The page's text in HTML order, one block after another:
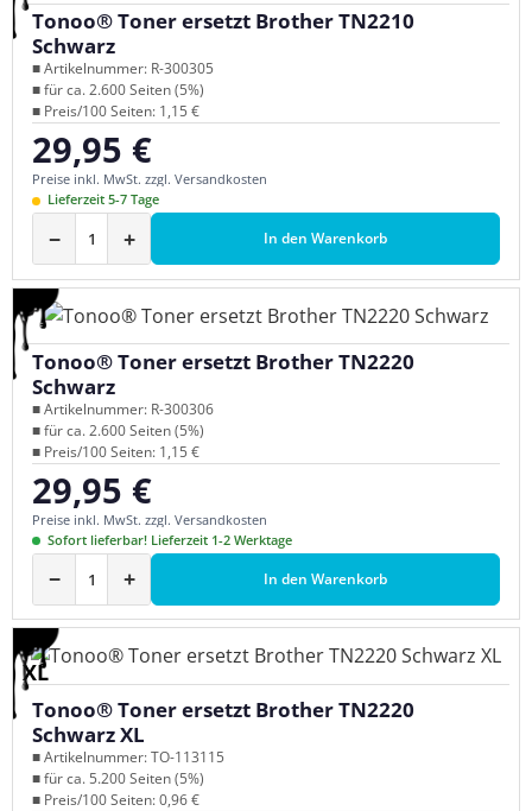
Tonoo® Toner ersetzt Brother TN2210
Schwarz
■ Artikelnummer: R-300305
■ für ca. 2.600 Seiten (5%)
■ Preis/100 Seiten: 1,15 €
Regulärer Preis:
29,95 €
Preise inkl. MwSt. zzgl. Versandkosten
Lieferzeit 5-7 Tage
− + In den Warenkorb
Tonoo® Toner ersetzt Brother TN2220
Schwarz
■ Artikelnummer: R-300306
■ für ca. 2.600 Seiten (5%)
■ Preis/100 Seiten: 1,15 €
Regulärer Preis:
29,95 €
Preise inkl. MwSt. zzgl. Versandkosten
Sofort lieferbar! Lieferzeit 1-2 Werktage
− + In den Warenkorb
XL
Tonoo® Toner ersetzt Brother TN2220
Schwarz XL
■ Artikelnummer: TO-113115
■ für ca. 5.200 Seiten (5%)
■ Preis/100 Seiten: 0,96 €